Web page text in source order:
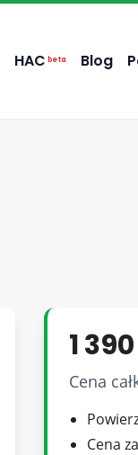
HAC beta Blog
1
Cena
Cena